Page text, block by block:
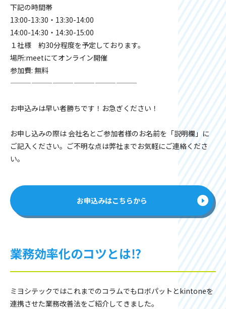
下記の時間帯
13:00-13:30・13:30-14:00
14:00-14:30・14:30-15:00
１社様 約30分程度を予定しております。
場所:meetにてオンライン開催
参加費: 無料
——————————————————
お申込みは早い者勝ちです！お急ぎください！
お申し込みの際は 会社名とご参加者様のお名前を「説明欄」に
ご記入ください。ご不明な点は弊社までお気軽にご連絡くださ
い。
お申込みはこちらから
業務効率化のコツとは⁉
ミヨシテックではこれまでのコラムでもロボパットとkintoneを
連携させた業務改善法をご紹介してきました。